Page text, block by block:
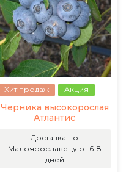
Хит продаж Акция
Черника высокорослая
Атлантис
Доставка по
Малоярославецу от 6-8
дней